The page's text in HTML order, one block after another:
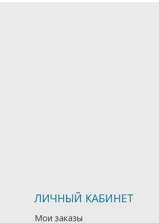
ЛИЧНЫЙ КАБИНЕТ
Мои заказы